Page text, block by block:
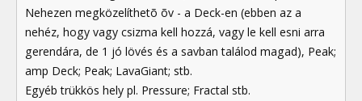
Nehezen megközelíthetõ õv - a Deck-en (ebben az a
nehéz, hogy vagy csizma kell hozzá, vagy le kell esni arra
gerendára, de 1 jó lövés és a savban találod magad), Peak;
amp Deck; Peak; LavaGiant; stb.
Egyéb trükkös hely pl. Pressure; Fractal stb.